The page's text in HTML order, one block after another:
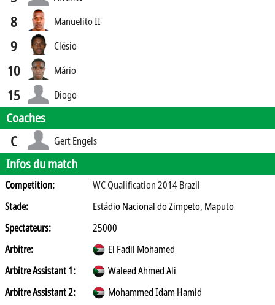
8 Manuelito II
9 Clésio
10 Mário
15 Diogo
Coaches
C Gert Engels
Infos du match
Competition:
WC Qualification 2014 Brazil
Stade:
Estádio Nacional do Zimpeto, Maputo
Spectateurs:
25000
Arbitre:
El Fadil Mohamed
Arbitre Assistant 1:
Waleed Ahmed Ali
Arbitre Assistant 2:
Mohammed Idam Hamid